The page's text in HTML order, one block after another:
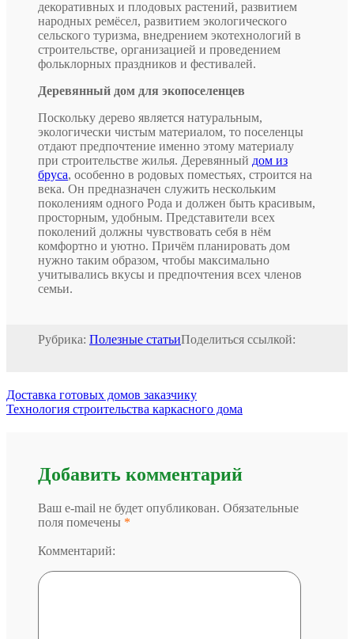
декоративных и плодовых растений, развитием
народных ремёсел, развитием экологического
сельского туризма, внедрением экотехнологий в
строительстве, организацией и проведением
фольклорных праздников и фестивалей.
Деревянный дом для экопоселенцев
Поскольку дерево является натуральным,
экологически чистым материалом, то поселенцы
отдают предпочтение именно этому материалу
при строительстве жилья. Деревянный дом из
бруса, особенно в родовых поместьях, строится на
века. Он предназначен служить нескольким
поколениям одного Рода и должен быть красивым,
просторным, удобным. Представители всех
поколений должны чувствовать себя в нём
комфортно и уютно. Причём планировать дом
нужно таким образом, чтобы максимально
учитывались вкусы и предпочтения всех членов
семьи.
Рубрика: Полезные статьиПоделиться ссылкой:
Доставка готовых домов заказчику
Технология строительства каркасного дома
Добавить комментарий
Ваш e-mail не будет опубликован. Обязательные
поля помечены *
Комментарий: